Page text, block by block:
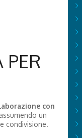
PER
con
un
condivisione.